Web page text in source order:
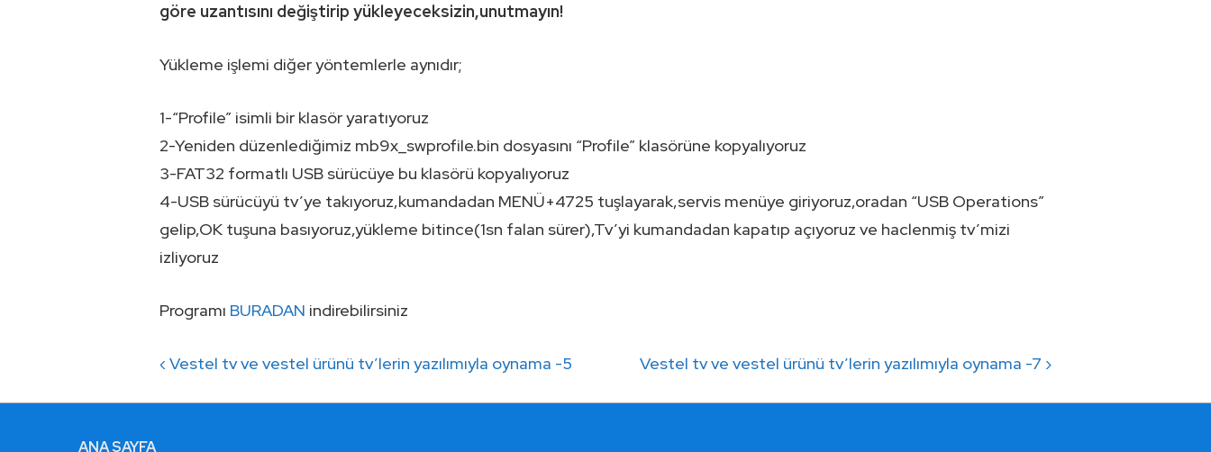
göre uzantısını değiştirip yükleyeceksizin,unutmayın!
Yükleme işlemi diğer yöntemlerle aynıdır;
1-“Profile” isimli bir klasör yaratıyoruz
2-Yeniden düzenlediğimiz mb9x_swprofile.bin dosyasını “Profile” klasörüne kopyalıyoruz
3-FAT32 formatlı USB sürücüye bu klasörü kopyalıyoruz
4-USB sürücüyü tv’ye takıyoruz,kumandadan MENÜ+4725 tuşlayarak,servis menüye giriyoruz,oradan “USB Operations”
gelip,OK tuşuna basıyoruz,yükleme bitince(1sn falan sürer),Tv’yi kumandadan kapatıp açıyoruz ve haclenmiş tv’mizi
izliyoruz
Programı BURADAN indirebilirsiniz
Yazı
Previous
‹ Vestel tv ve vestel ürünü tv’lerin yazılımıyla oynama -5
Next
Vestel tv ve vestel ürünü tv’lerin yazılımıyla oynama -7 ›
ANA SAYFA